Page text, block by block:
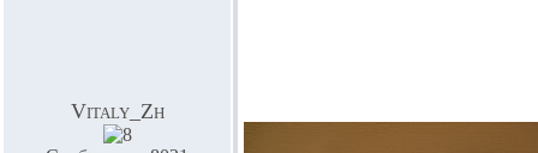
Vitaly_Zh